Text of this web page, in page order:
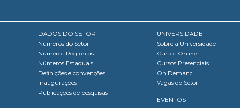
DADOS DO SETOR
Números do Setor
Números Regionais
Números Estaduais
Definições e convenções
Inaugurações
Publicações de pesquisas
UNIVERSIDADE
Sobre a Universidade
Cursos Online
Cursos Presenciais
On Demand
Vagas do Setor
EVENTOS